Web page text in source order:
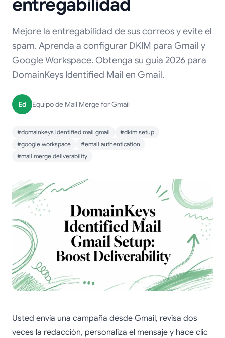
Mejore la entregabilidad de sus correos y evite el
spam. Aprenda a configurar DKIM para Gmail y
Google Workspace. Obtenga su guía 2026 para
DomainKeys Identified Mail en Gmail.
Ed Equipo de Mail Merge for Gmail
#domainkeys identified mail gmail
#dkim setup
#google workspace
#email authentication
#mail merge deliverability
Usted envía una campaña desde Gmail, revisa dos
veces la redacción, personaliza el mensaje y hace clic